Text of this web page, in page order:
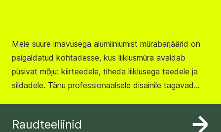
Meie suure imavusega alumiiniumist mürabarjäärid on
paigaldatud kohtadesse, kus liiklusmüra avaldab
püsivat mõju: kiirteedele, tiheda liiklusega teedele ja
sildadele. Tänu professionaalsele disainile tagavad
teedeehitusprojektis!
Raudteeliinid